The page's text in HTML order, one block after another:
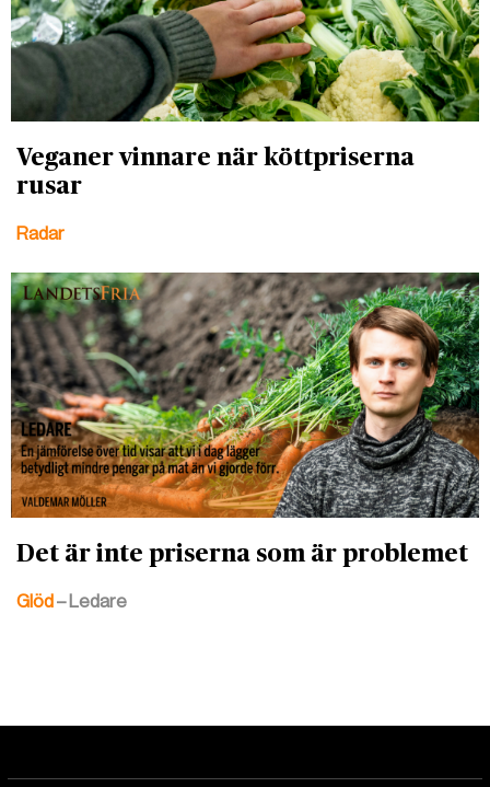
Veganer vinnare när köttpriserna
rusar
Radar
Det är inte priserna som är problemet
Glöd – Ledare